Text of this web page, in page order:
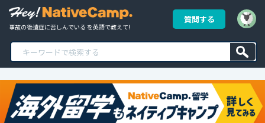
事故の後遺症に苦しんでいる を英語で教えて!
質問する